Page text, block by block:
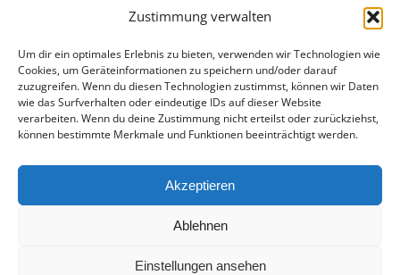
Zustimmung verwalten
Um dir ein optimales Erlebnis zu bieten, verwenden wir Technologien wie
Cookies, um Geräteinformationen zu speichern und/oder darauf
zuzugreifen. Wenn du diesen Technologien zustimmst, können wir Daten
wie das Surfverhalten oder eindeutige IDs auf dieser Website
verarbeiten. Wenn du deine Zustimmung nicht erteilst oder zurückziehst,
können bestimmte Merkmale und Funktionen beeinträchtigt werden.
Akzeptieren
Ablehnen
Einstellungen ansehen
HOME|ÜBER UNS| IMPRESSUM |DATENSCHUTZ
BILDNACHWEISE
Copyright 2025